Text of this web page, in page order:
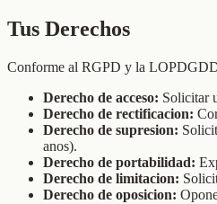
Tus Derechos
Conforme al RGPD y la
Derecho de acceso: Solicitar
Derecho de rectificacion:
Derecho de supresion:
anos).
Derecho de portabilidad:
Derecho de limitacion:
Derecho de oposicion: